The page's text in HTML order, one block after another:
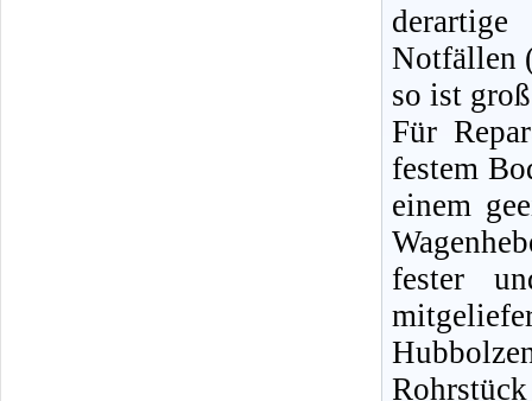
Notfällen
so ist
Für
festem
einem
fester